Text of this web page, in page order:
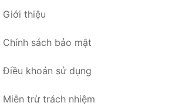
Giới thiệu
Chính sách bảo mật
Điều khoản sử dụng
Miễn trừ trách nhiệm